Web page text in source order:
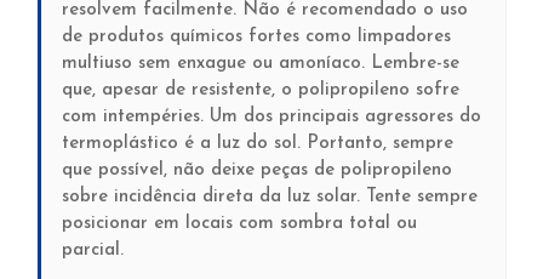
resolvem facilmente. Não é recomendado o uso
de produtos químicos fortes como limpadores
multiuso sem enxague ou amoníaco. Lembre-se
que, apesar de resistente, o polipropileno sofre
com intempéries. Um dos principais agressores do
termoplástico é a luz do sol. Portanto, sempre
que possível, não deixe peças de polipropileno
sobre incidência direta da luz solar. Tente sempre
posicionar em locais com sombra total ou
parcial.